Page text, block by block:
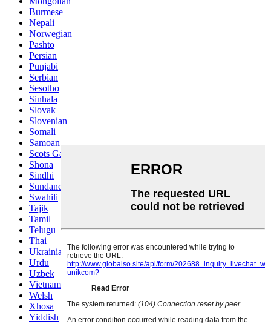
Burmese
Nepali
Norwegian
Pashto
Persian
Punjabi
Serbian
Sesotho
Sinhala
Slovak
Slovenian
Somali
Samoan
Scots Gaelic
Shona
Sindhi
Sundanese
Swahili
Tajik
Tamil
Telugu
Thai
Ukrainian
Urdu
Uzbek
Vietnamese
Welsh
Xhosa
Yiddish